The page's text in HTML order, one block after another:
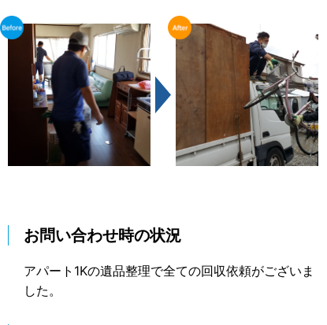
お問い合わせ時の状況
アパート1Kの遺品整理で全ての回収依頼がございま
した。